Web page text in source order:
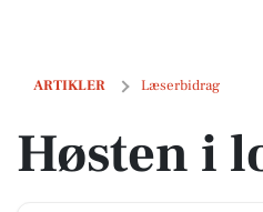
ARTIKLER Læserbidrag
Høsten i lo og lade
Høsten i